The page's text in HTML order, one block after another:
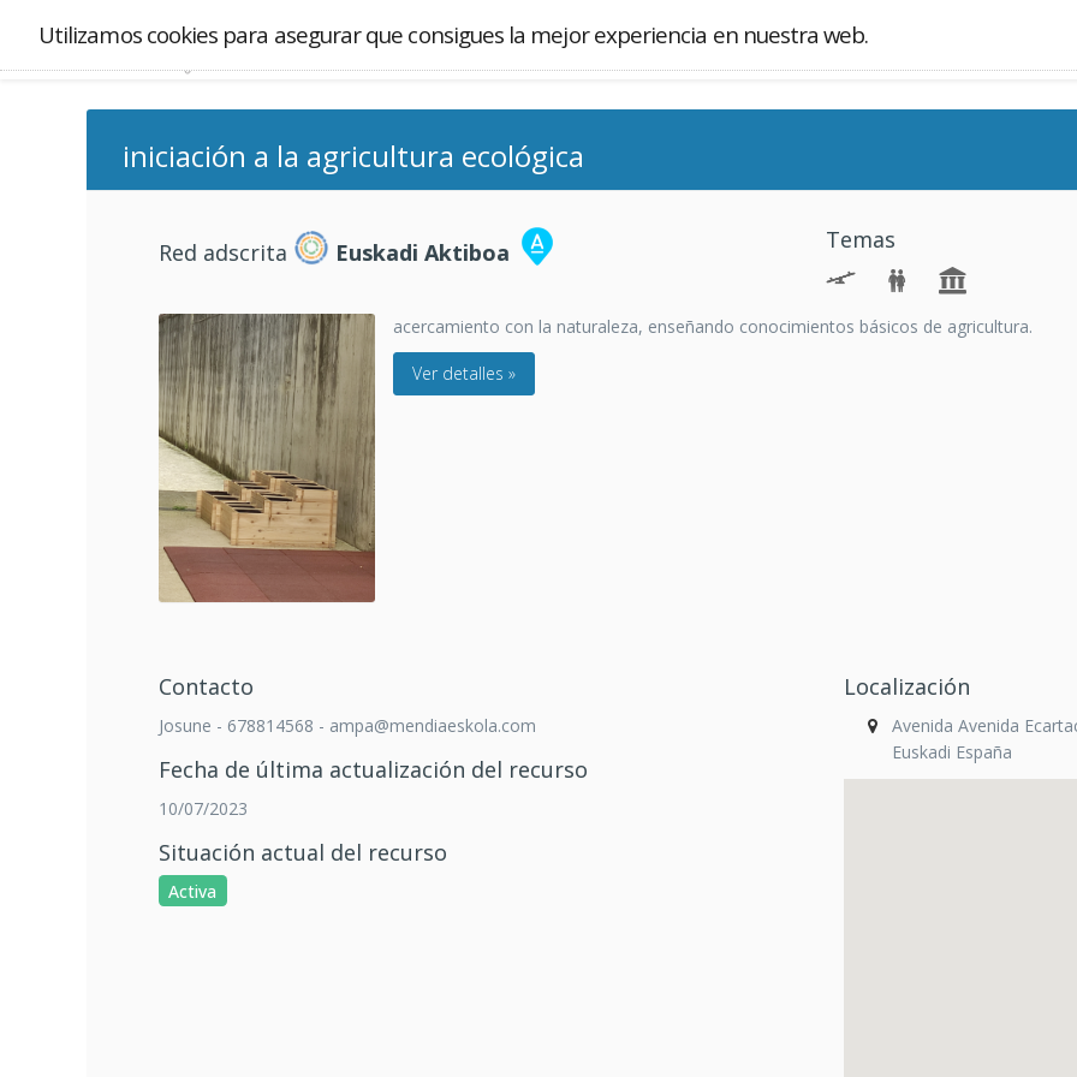
Utilizamos cookies para asegurar que consigues la mejor experiencia en nuestra web.
iniciación a la agricultura ecológica
Red adscrita Euskadi Aktiboa Temas
acercamiento con la naturaleza, enseñando conocimientos básicos de agricultura.
Ver detalles »
Contacto
Josune - 678814568 - ampa@mendiaeskola.com
Fecha de última actualización del recurso
10/07/2023
Situación actual del recurso
Activa
Localización
Avenida Avenida
Euskadi España